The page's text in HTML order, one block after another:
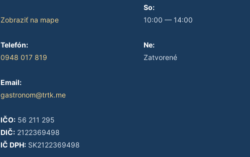
Zobraziť na mape
Telefón:
0948 017 819
Email:
gastronom@trtk.me
IČO: 56 211 295
DIČ: 2122369498
IČ DPH: SK2122369498
So:
10:00 — 14:00
Ne:
Zatvorené